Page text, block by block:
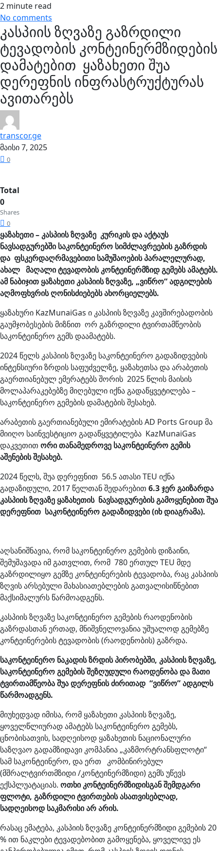
2 minute read
No comments
კასპიის ზღვაზე გაზრდილი
ტევადობის კონტეინერმზიდების
დამატებით ყაზახეთი შუა
დერეფნის ინფრასტრუქტურას
ავითარებს
transcor.ge
მაისი 7, 2025
0
Total
0
Shares
0
ყაზახეთი – კასპიის ზღვაზე კურიკის და აქტაუს
ნავსადგურებში საკონტეინერო სიმძლავრეების გაზრდის
და ფსკერდაღრმავებითი სამუშაოების პარალელურად,
ახალ მაღალი ტევადობის კონტეინერმზიდ გემებს ამატებს.
ამ ნაბიჯით ყაზახეთი კასპიის ზღვაზე, „ვიწრო“ ადგილების
აღმოფხვრის ღონისძიებებს ახორციელებს.
ყაზახური KazMunaiGas ი კასპიის ზღვაზე კავშირებადობის
გაუმჯობესების მიზნით ორ გაზრდილი ტვირთამწეობის
საკონტეინერო გემს დაამატებს.
2024 წელს კასპიის ზღვაზე საკონტეინერო გადაზიდვების
ინტენსიური ზრდის საფუძველზე, ყაზახეთსა და არაბეთის
გაერთიანებულ ემერატებს შორის 2025 წლის მაისის
მოლაპარაკებებზე მიღებული იქნა გადაწყვეტილება –
საკონტეინერო გემების დამატების შესახებ.
არაბეთის გაერთიანებული ემირატების AD Ports Group მა
მიიღო საინვესტიციო გადაწყვეტილება KazMunaiGas
დაკვეთით ორი თანამედროვე საკონტეინერო გემის
აშენების შესახებ.
2024 წელს, შუა დერეფნით 56.5 ათასი TEU იქნა
გადაზიდული, 2017 წელთან შედარებით 6.3 ჯერ გაიზარდა
კასპიის ზღვაზე ყაზახეთის ნავსადგურების გამოყენებით შუა
დერეფნით საკონტეინერო გადაზიდვები (იხ დიაგრამა).
აღსანიშნავია, რომ საკონტეინერო გემების დიზაინი,
შემუშავადა იმ გათვლით, რომ 780 ერთულ TEU მდე
გაზრდილიყო გემზე კონტეინერების ტევადობა, რაც კასპიის
ზღვის არსებული მახასიათებლების გათვალისიწნებით
მაქსიმალურს წარმოადგენს.
კასპიის ზღვაზე საკონტეინერო გემების რაოდენობის
გაზრდასთან ერთად, მნიშვნელოვანია უშუალოდ გემებზე
კონტეინერების ტევადობის (რაოდენობის) გაზრდა.
საკონტეინერო ნაკადის ზრდის პირობებში, კასპიის ზღვაზე,
საკონტეინერო გემების შეზღუდული რაოდენობა და მათი
ტვირთამწეობა შუა დერეფნის ძირითად “ვიწრო” ადგილს
წარმოადგენს.
მიუხედვად იმისა, რომ ყაზახეთი კასპიის ზღვაზე,
ყოველწლიურად ამატებს საკონტეინერო გემებს,
ცნობისათვის, სადღეისოდ ყაზახეთის ნაციონალური
საზღვაო გადამზიდავი კომპანია „კაზმორტრანსფლოტი“
სამ საკონტეინერო, და ერთ კომბინირებულ
(მშრალტვირთმზიდი /კონტეინერმზიდი) გემს უწევს
ექსპლუატაციას. ოთხი კონტეინერმზიდისგან შემდგარი
ფლოტი, გაზრდილი ტვირთების ასათვისებლად,
სადღეისოდ საკმარისი არ არის.
რასაც ემატება, კასპიის ზღვაზე კონტეინერმზიდი გემების 20
% ით ნაკლები ტევადებობით გამოყენება, ყოველივე ეს